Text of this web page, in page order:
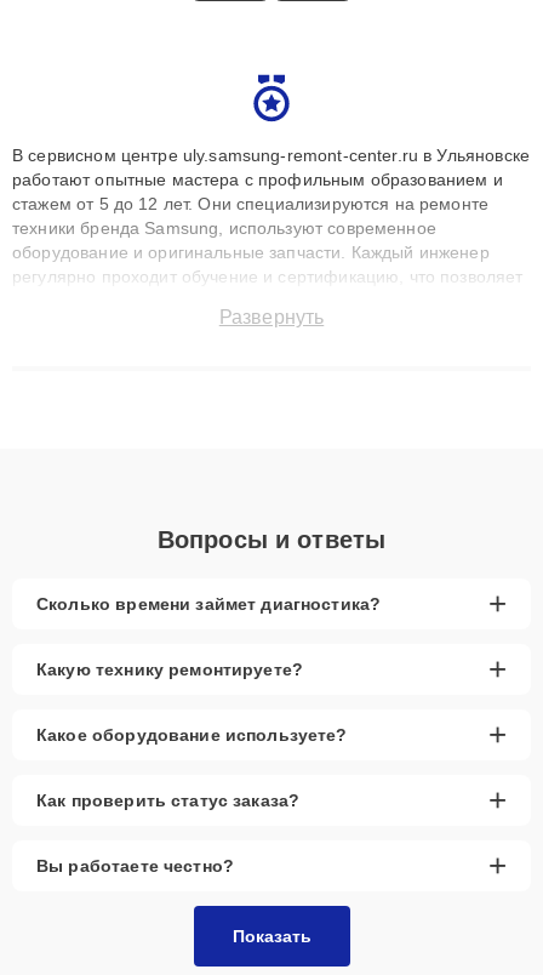
В сервисном центре uly.samsung-remont-center.ru в Ульяновске
работают опытные мастера с профильным образованием и
стажем от 5 до 12 лет. Они специализируются на ремонте
техники бренда Samsung, используют современное
оборудование и оригинальные запчасти. Каждый инженер
регулярно проходит обучение и сертификацию, что позволяет
технику с сохранением гарантии до 3 лет. Наши мастера
Развернуть
Вопросы и ответы
Сколько времени займет диагностика? +
Какую технику ремонтируете? +
Какое оборудование используете? +
Как проверить статус заказа? +
Вы работаете честно? +
Показать